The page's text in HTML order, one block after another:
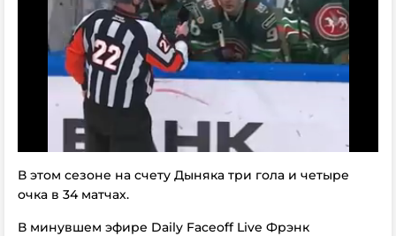
В этом сезоне на счету Дыняка три гола и четыре
очка в 34 матчах.
В минувшем эфире Daily Faceoff Live Фрэнк